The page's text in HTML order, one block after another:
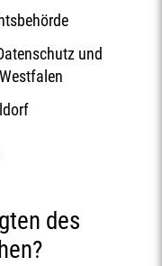
und
Westfalen
des